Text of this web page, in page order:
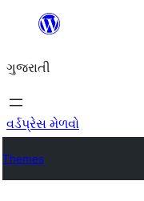
કંટેન્ટ(લખાણ)
જાઓ
ગુજરાતી
વર્ડપ્રેસ મેળવો
Themes